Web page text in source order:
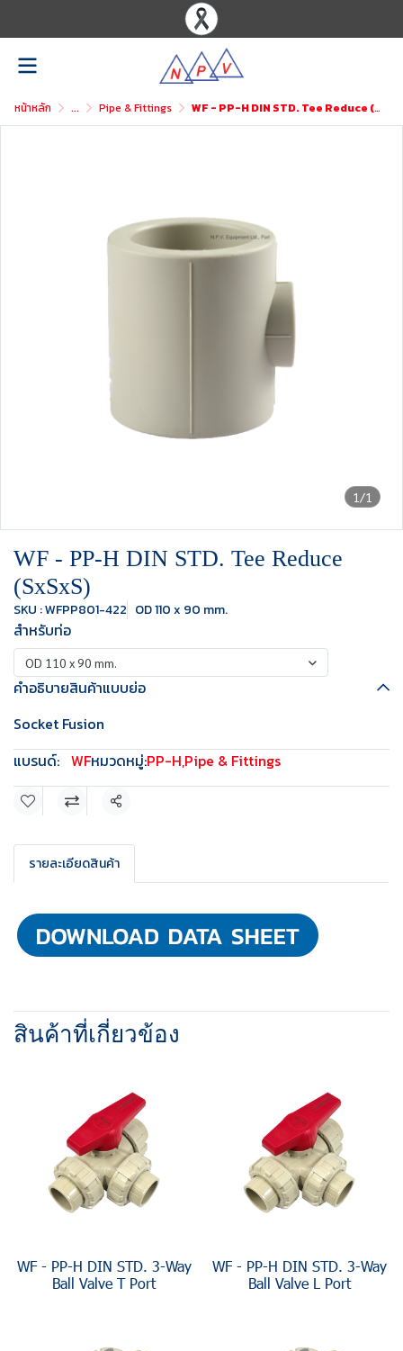
หน้าหลัก ... Pipe & Fittings WF - PP-H DIN STD. Tee Reduce (SxSxS)
1/1
WF - PP-H DIN STD. Tee Reduce
(SxSxS)
SKU : WFPP801-422 OD 110 x 90 mm.
สำหรับท่อ
OD 110 x 90 mm.
คำอธิบายสินค้าแบบย่อ
Socket Fusion
แบรนด์: WFหมวดหมู่:PP-H,Pipe & Fittings
แชร์
รายละเอียดสินค้า
สินค้าที่เกี่ยวข้อง
WF - PP-H DIN STD. 3-Way
Ball Valve T Port
WF - PP-H DIN STD. 3-Way
Ball Valve L Port